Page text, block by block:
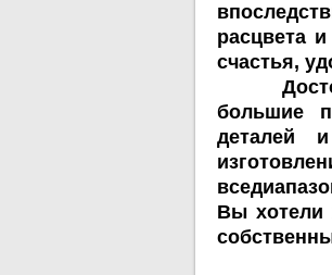
расцвета
счастья,
большие
деталей
Вы хотели